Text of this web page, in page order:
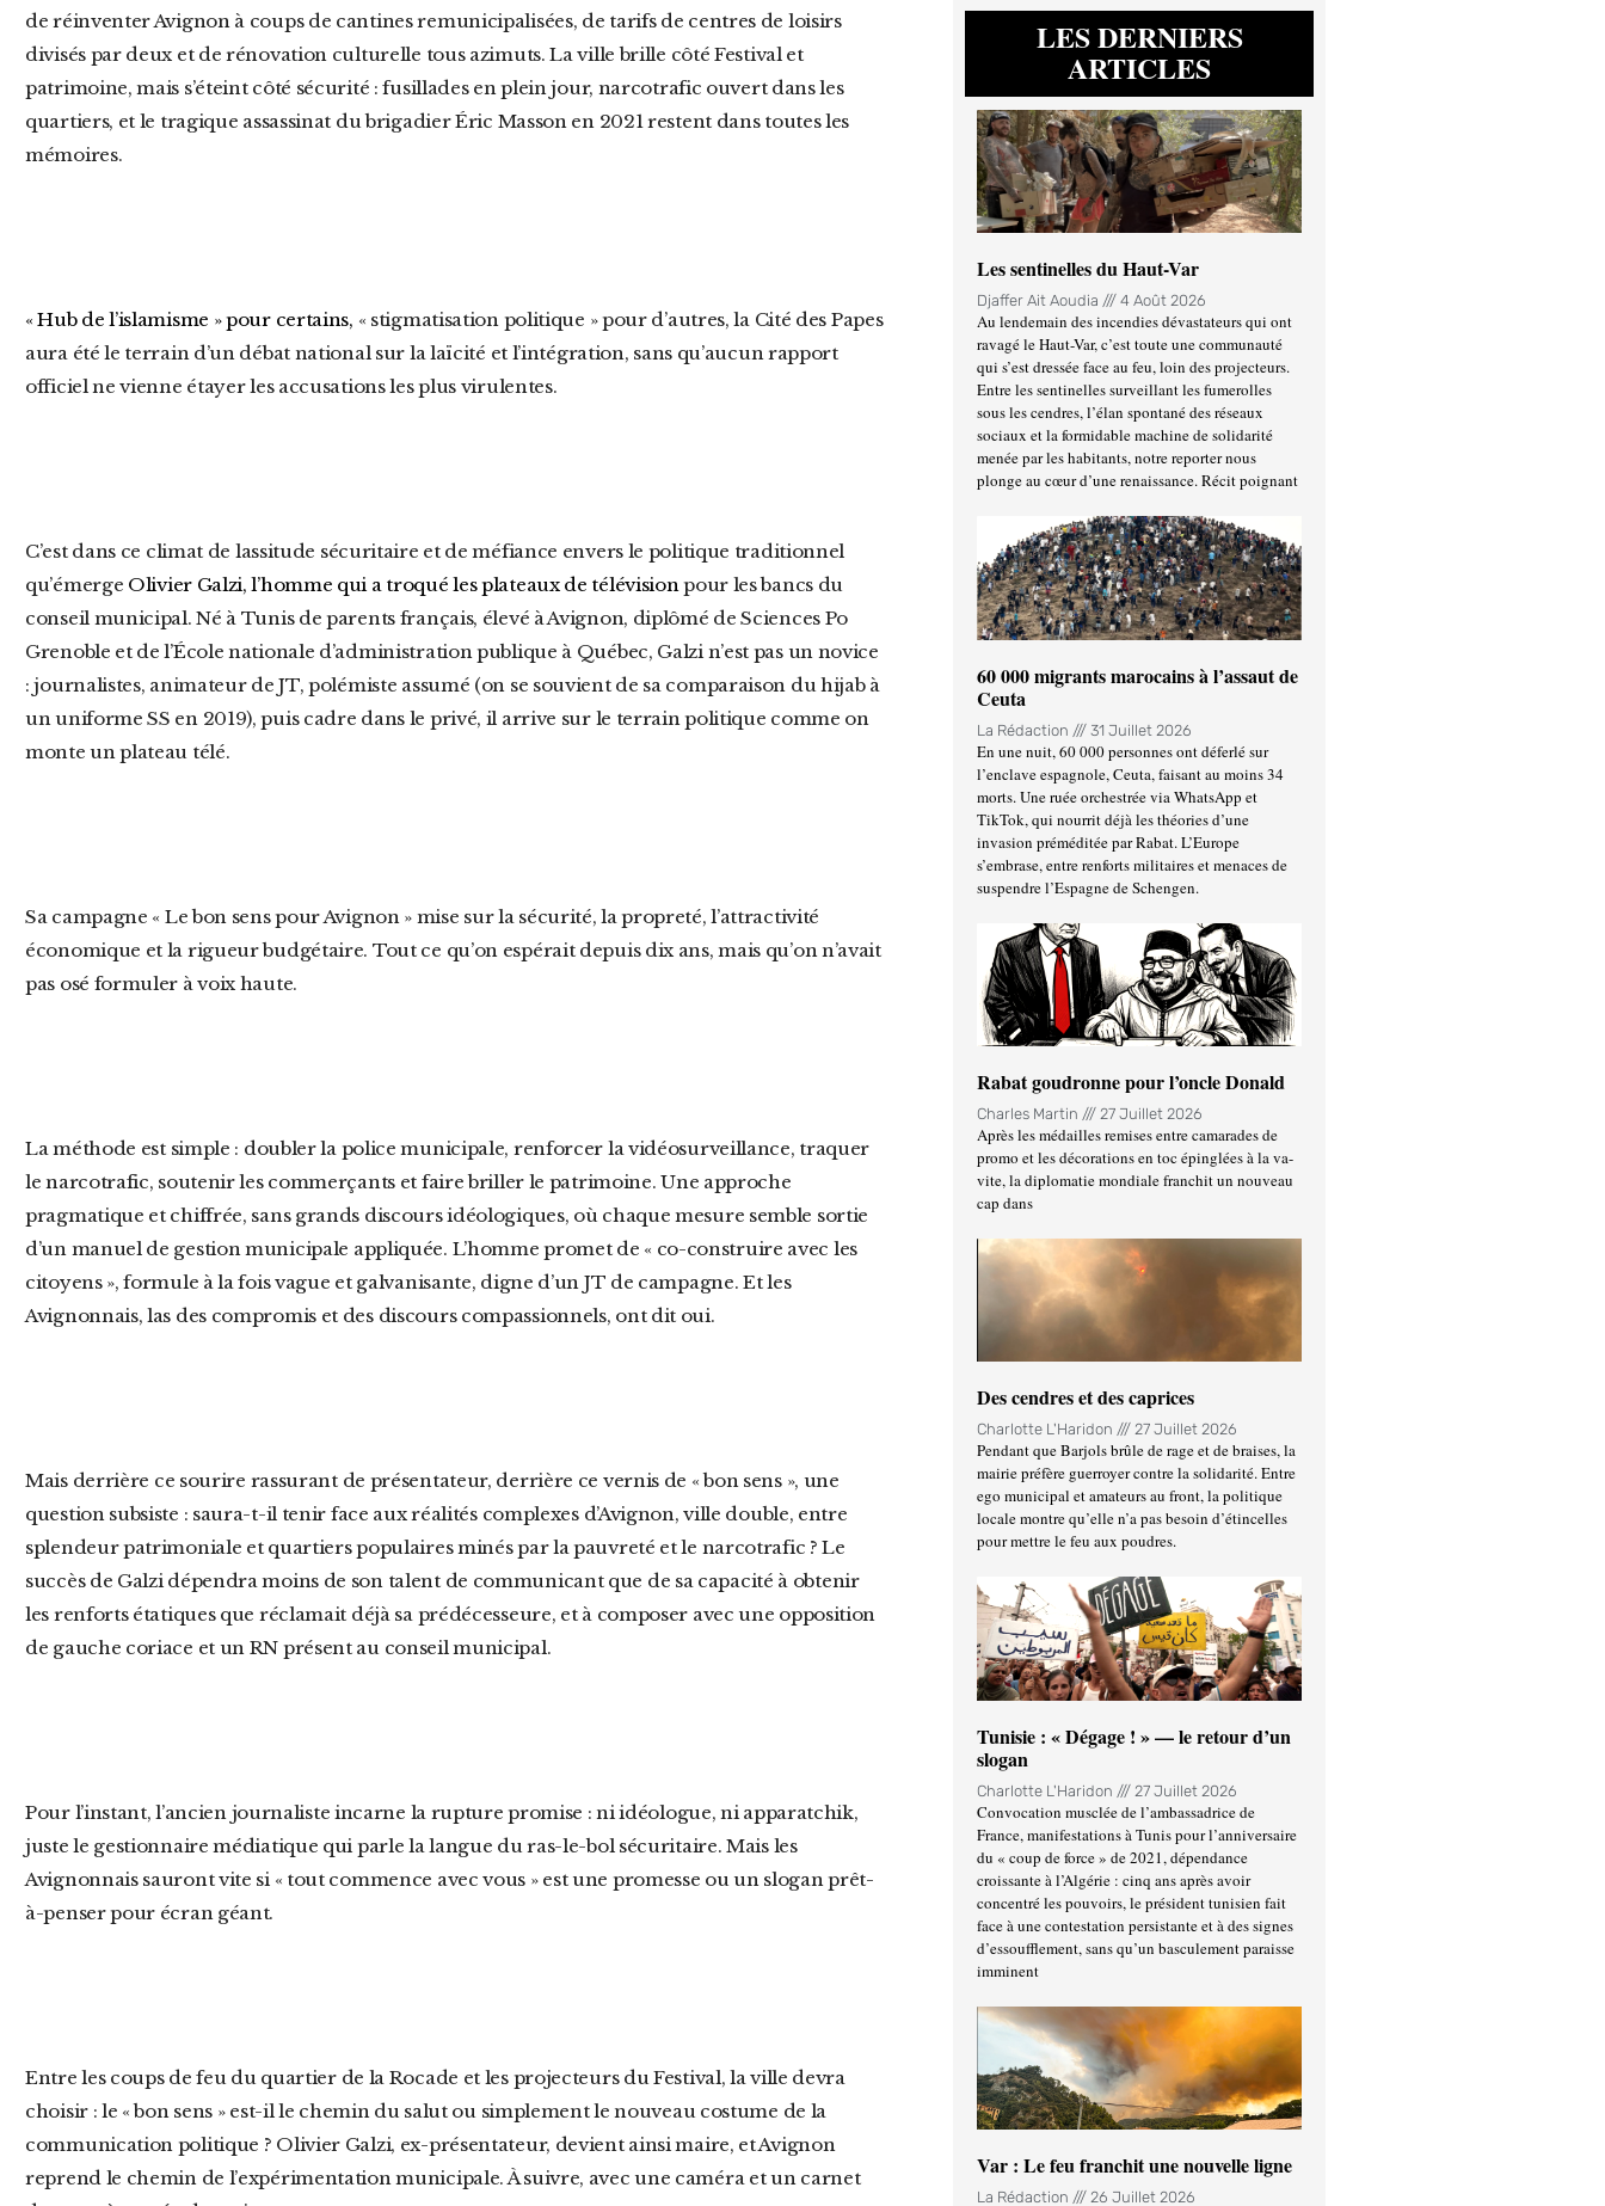
de réinventer Avignon à coups de cantines remunicipalisées, de tarifs de centres de loisirs
divisés par deux et de rénovation culturelle tous azimuts. La ville brille côté Festival et
patrimoine, mais s’éteint côté sécurité : fusillades en plein jour, narcotrafic ouvert dans les
quartiers, et le tragique assassinat du brigadier Éric Masson en 2021 restent dans toutes les
mémoires.
« Hub de l’islamisme » pour certains, « stigmatisation politique » pour d’autres, la Cité des Papes
aura été le terrain d’un débat national sur la laïcité et l’intégration, sans qu’aucun rapport
officiel ne vienne étayer les accusations les plus virulentes.
C’est dans ce climat de lassitude sécuritaire et de méfiance envers le politique traditionnel
qu’émerge Olivier Galzi, l’homme qui a troqué les plateaux de télévisionpour les bancs du
conseil municipal. Né à Tunis de parents français, élevé à Avignon, diplômé de Sciences Po
Grenoble et de l’École nationale d’administration publique à Québec, Galzi n’est pas un novice
: journalistes, animateur de JT, polémiste assumé (on se souvient de sa comparaison du hijab à
un uniforme SS en 2019), puis cadre dans le privé, il arrive sur le terrain politique comme on
monte un plateau télé.
Sa campagne « Le bon sens pour Avignon » mise sur la sécurité, la propreté, l’attractivité
économique et la rigueur budgétaire. Tout ce qu’on espérait depuis dix ans, mais qu’on n’avait
pas osé formuler à voix haute.
La méthode est simple : doubler la police municipale, renforcer la vidéosurveillance, traquer
le narcotrafic, soutenir les commerçants et faire briller le patrimoine. Une approche
pragmatique et chiffrée, sans grands discours idéologiques, où chaque mesure semble sortie
d’un manuel de gestion municipale appliquée. L’homme promet de « co-construire avec les
citoyens », formule à la fois vague et galvanisante, digne d’un JT de campagne. Et les
Avignonnais, las des compromis et des discours compassionnels, ont dit oui.
Mais derrière ce sourire rassurant de présentateur, derrière ce vernis de « bon sens », une
question subsiste : saura-t-il tenir face aux réalités complexes d’Avignon, ville double, entre
splendeur patrimoniale et quartiers populaires minés par la pauvreté et le narcotrafic ? Le
succès de Galzi dépendra moins de son talent de communicant que de sa capacité à obtenir
les renforts étatiques que réclamait déjà sa prédécesseure, et à composer avec une opposition
de gauche coriace et un RN présent au conseil municipal.
Pour l’instant, l’ancien journaliste incarne la rupture promise : ni idéologue, ni apparatchik,
juste le gestionnaire médiatique qui parle la langue du ras-le-bol sécuritaire. Mais les
Avignonnais sauront vite si « tout commence avec vous » est une promesse ou un slogan prêt-
à-penser pour écran géant.
Entre les coups de feu du quartier de la Rocade et les projecteurs du Festival, la ville devra
choisir : le « bon sens » est-il le chemin du salut ou simplement le nouveau costume de la
communication politique ? Olivier Galzi, ex-présentateur, devient ainsi maire, et Avignon
reprend le chemin de l’expérimentation municipale. À suivre, avec une caméra et un carnet
LES DERNIERS
ARTICLES
Les sentinelles du Haut-Var
Djaffer Ait Aoudia 4 Août 2026
Au lendemain des incendies dévastateurs qui ont
ravagé le Haut-Var, c’est toute une communauté
qui s’est dressée face au feu, loin des projecteurs.
Entre les sentinelles surveillant les fumerolles
sous les cendres, l’élan spontané des réseaux
sociaux et la formidable machine de solidarité
menée par les habitants, notre reporter nous
plonge au cœur d’une renaissance. Récit poignant
60 000 migrants marocains à l’assaut de
Ceuta
La Rédaction 31 Juillet 2026
En une nuit, 60 000 personnes ont déferlé sur
l’enclave espagnole, Ceuta, faisant au moins 34
morts. Une ruée orchestrée via WhatsApp et
TikTok, qui nourrit déjà les théories d’une
invasion préméditée par Rabat. L’Europe
s’embrase, entre renforts militaires et menaces de
suspendre l’Espagne de Schengen.
Rabat goudronne pour l’oncle Donald
Charles Martin 27 Juillet 2026
Après les médailles remises entre camarades de
promo et les décorations en toc épinglées à la va-
vite, la diplomatie mondiale franchit un nouveau
cap dans
Des cendres et des caprices
Charlotte L'Haridon 27 Juillet 2026
Pendant que Barjols brûle de rage et de braises, la
mairie préfère guerroyer contre la solidarité. Entre
ego municipal et amateurs au front, la politique
locale montre qu’elle n’a pas besoin d’étincelles
pour mettre le feu aux poudres.
Tunisie : « Dégage ! » — le retour d’un
slogan
Charlotte L'Haridon 27 Juillet 2026
Convocation musclée de l’ambassadrice de
France, manifestations à Tunis pour l’anniversaire
du « coup de force » de 2021, dépendance
croissante à l’Algérie : cinq ans après avoir
concentré les pouvoirs, le président tunisien fait
face à une contestation persistante et à des signes
d’essoufflement, sans qu’un basculement paraisse
imminent
Var : Le feu franchit une nouvelle ligne
La Rédaction 26 Juillet 2026